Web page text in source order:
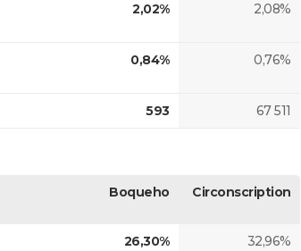
2,02% 2,08%
0,84% 0,76%
593 67 511
Boqueho Circonscription
26,30% 32,96%